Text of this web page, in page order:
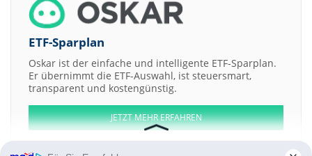
ETF-Sparplan
Oskar ist der einfache und intelligente ETF-Sparplan.
Er übernimmt die ETF-Auswahl, ist steuersmart,
transparent und kostengünstig.
JETZT MEHR ERFAHREN